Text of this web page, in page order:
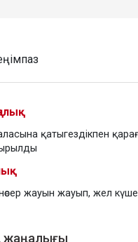
қатыгездікпен
жауын жауып, жел